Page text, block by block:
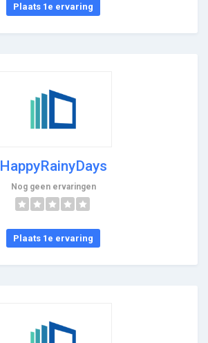
Plaats 1e ervaring
HappyRainyDays
Nog geen ervaringen
Plaats 1e ervaring